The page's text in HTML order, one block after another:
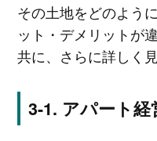
その土地をどのよう
ット・デメリットが
共に、さらに詳しく
アパート